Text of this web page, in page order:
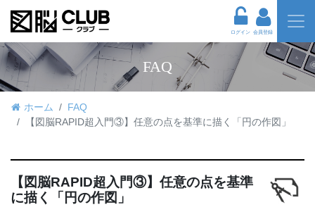
ログイン 会員登録
FAQ
ホーム
FAQ
【図脳RAPID超入門③】任意の点を基準に描く「円の作図」
【図脳RAPID超入門③】任意の点を基準
に描く「円の作図」